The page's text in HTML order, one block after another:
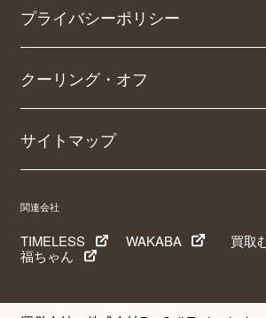
プライバシーポリシー
クーリング・オフ
サイトマップ
関連会社
TIMELESS WAKABA
買取
福ちゃん